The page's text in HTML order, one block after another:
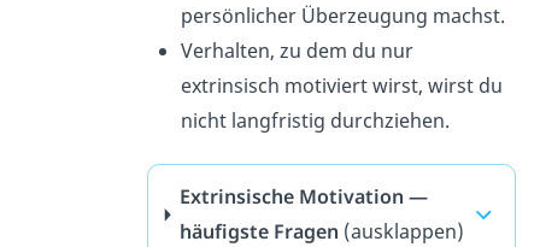
persönlicher Überzeugung machst.
Verhalten, zu dem du nur
extrinsisch motiviert wirst, wirst du
nicht langfristig durchziehen.
Extrinsische Motivation —
häufigste Fragen (ausklappen)